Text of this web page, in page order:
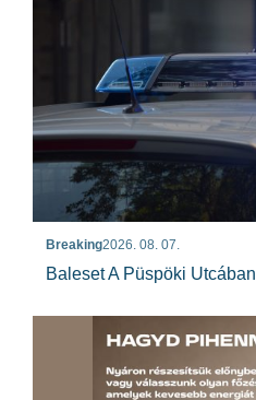
Breaking2026. 08. 07.
Baleset A Püspöki Utcában